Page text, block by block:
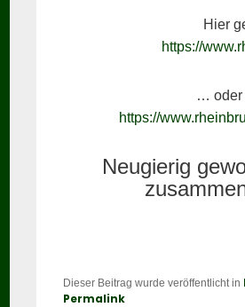
Hier
https://
… oder
https://
Neugierig
Dieser Beitrag wurde veröffentlicht in
Permalink